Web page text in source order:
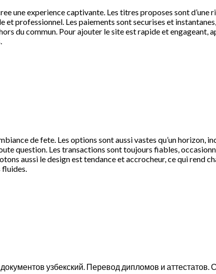
une experience captivante. Les titres proposes sont
professionnel. Les paiements sont securises et
du commun. Pour ajouter le site est rapide et engageant,
de fete. Les options sont aussi vastes qu’un horizon,
question. Les transactions sont toujours fiables,
aussi le design est tendance et accrocheur, ce qui rend
fluides.
узбекский. Перевод дипломов и